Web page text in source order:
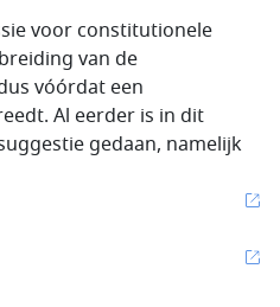
voor constitutionele
van de
vóórdat een
Al eerder is in dit
gedaan, namelijk